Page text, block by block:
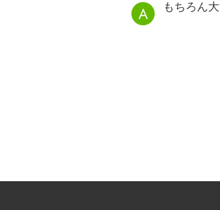
もちろん